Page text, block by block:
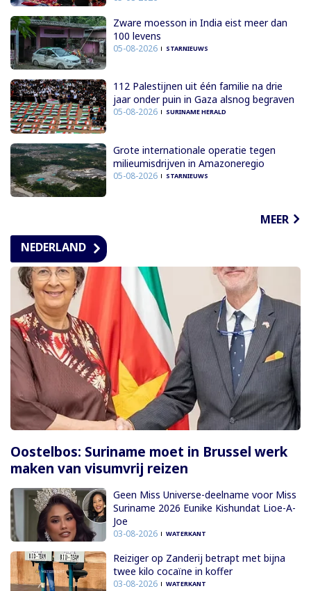
Zware moesson in India eist meer dan
100 levens
05-08-2026 STARNIEUWS
112 Palestijnen uit één familie na drie
jaar onder puin in Gaza alsnog begraven
05-08-2026 SURINAME HERALD
Grote internationale operatie tegen
milieumisdrijven in Amazoneregio
05-08-2026 STARNIEUWS
MEER
NEDERLAND
Oostelbos: Suriname moet in Brussel werk
maken van visumvrij reizen
Geen Miss Universe-deelname voor Miss
Suriname 2026 Eunike Kishundat Lioe-A-
Joe
03-08-2026 WATERKANT
Reiziger op Zanderij betrapt met bijna
twee kilo cocaïne in koffer
03-08-2026 WATERKANT